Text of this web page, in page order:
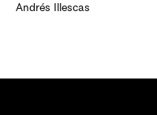
Andrés Illescas